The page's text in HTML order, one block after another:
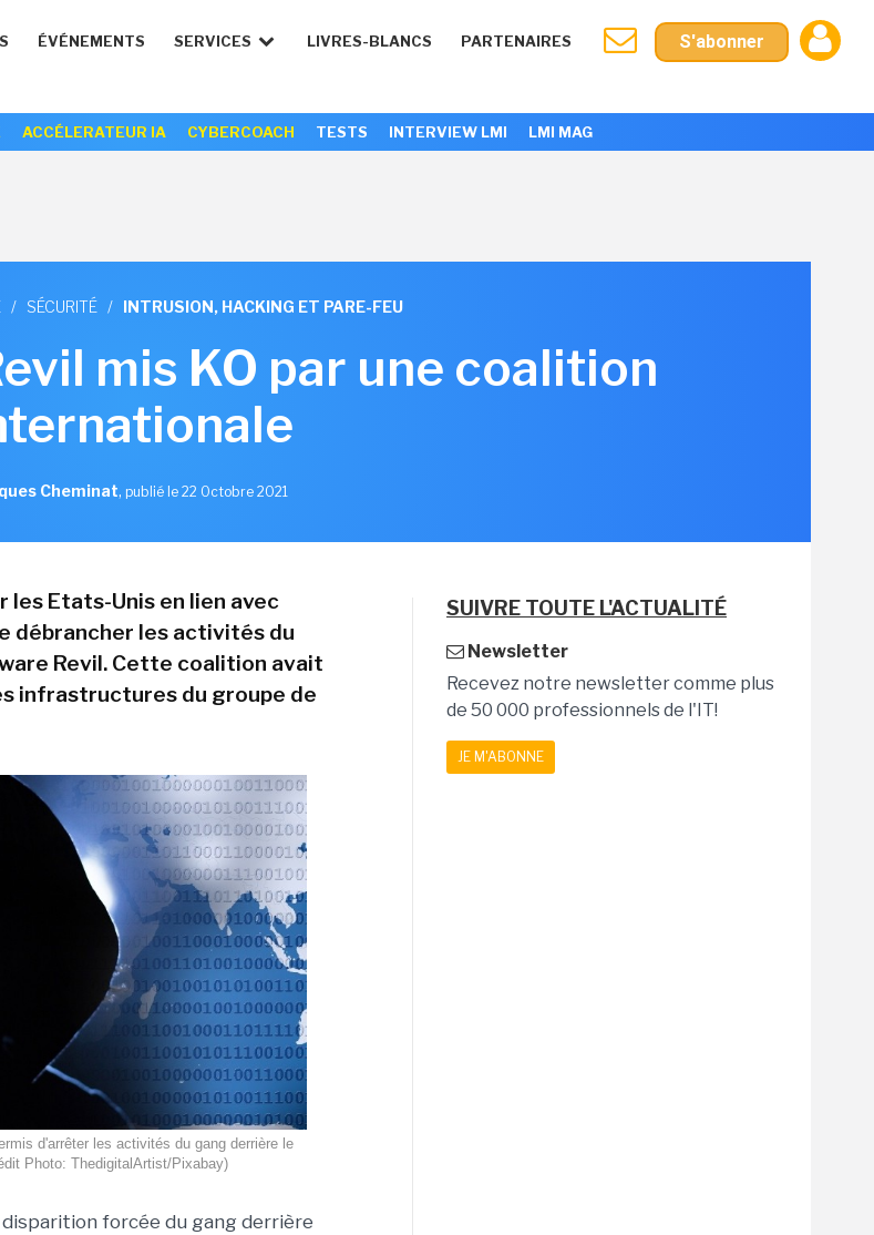
ÉVÉNEMENTS SERVICES LIVRES-BLANCS PARTENAIRES S'abonner
ACCÉLERATEUR IA CYBERCOACH TESTS INTERVIEW LMI LMI MAG
/ SÉCURITÉ / INTRUSION, HACKING ET PARE-FEU
mis KO par une coalition
Cheminat, publié le 22 Octobre 2021
les Etats-Unis en lien avec
débrancher les activités du
Revil. Cette coalition avait
infrastructures du groupe de
d'arrêter les activités du gang derrière le
Photo: ThedigitalArtist/Pixabay)
forcée du gang derrière
SUIVRE TOUTE L'ACTUALITÉ
Newsletter
Recevez notre newsletter comme plus
de 50 000 professionnels de l'IT!
JE M'ABONNE